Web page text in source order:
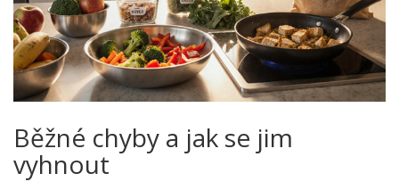
Běžné chyby a jak se jim
vyhnout